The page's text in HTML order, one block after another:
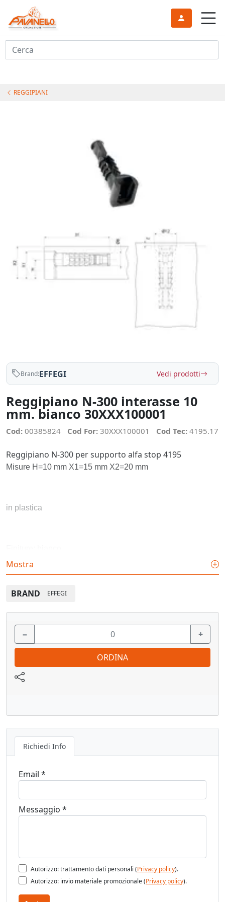
Cerca
REGGIPIANI
Brand:EFFEGI Vedi prodotti
Reggipiano N-300 interasse 10
mm. bianco 30XXX100001
Cod: 00385824 Cod For: 30XXX100001 Cod Tec: 4195.17
Reggipiano N-300 per supporto alfa stop 4195
Misure H=10 mm X1=15 mm X2=20 mm
in plastica
Confezione: 100 pz.
Vedi pagina catalogo
Mostra
BRAND EFFEGI
− +
ORDINA
Richiedi Info
Email *
Messaggio *
Autorizzo: trattamento dati personali (Privacy policy).
Autorizzo: invio materiale promozionale (Privacy policy).